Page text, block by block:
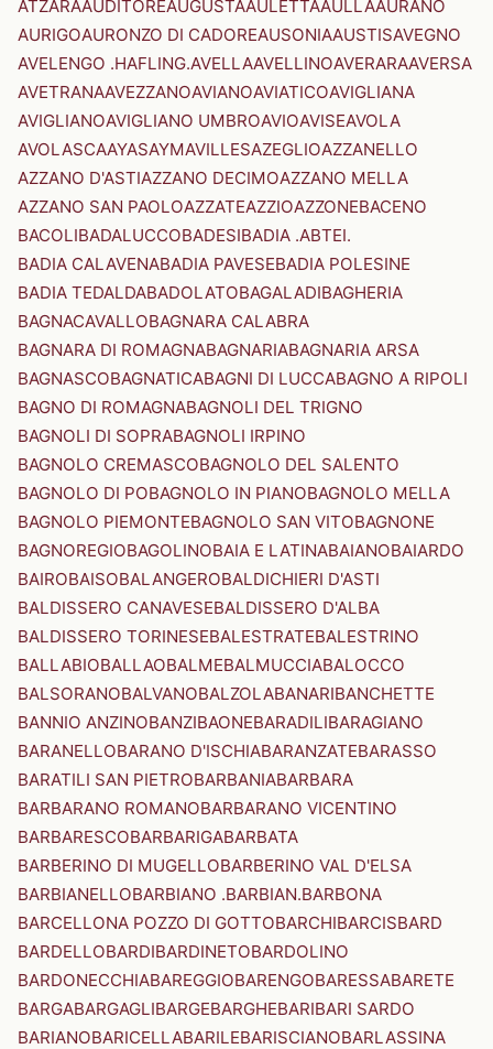
ATZARAAUDITOREAUGUSTAAULETTAAULLAAURANO
AURIGOAURONZO DI CADOREAUSONIAAUSTISAVEGNO
AVELENGO .HAFLING.AVELLAAVELLINOAVERARAAVERSA
AVETRANAAVEZZANOAVIANOAVIATICOAVIGLIANA
AVIGLIANOAVIGLIANO UMBROAVIOAVISEAVOLA
AVOLASCAAYASAYMAVILLESAZEGLIOAZZANELLO
AZZANO D'ASTIAZZANO DECIMOAZZANO MELLA
AZZANO SAN PAOLOAZZATEAZZIOAZZONEBACENO
BACOLIBADALUCCOBADESIBADIA .ABTEI.
BADIA CALAVENABADIA PAVESEBADIA POLESINE
BADIA TEDALDABADOLATOBAGALADIBAGHERIA
BAGNACAVALLOBAGNARA CALABRA
BAGNARA DI ROMAGNABAGNARIABAGNARIA ARSA
BAGNASCOBAGNATICABAGNI DI LUCCABAGNO A RIPOLI
BAGNO DI ROMAGNABAGNOLI DEL TRIGNO
BAGNOLI DI SOPRABAGNOLI IRPINO
BAGNOLO CREMASCOBAGNOLO DEL SALENTO
BAGNOLO DI POBAGNOLO IN PIANOBAGNOLO MELLA
BAGNOLO PIEMONTEBAGNOLO SAN VITOBAGNONE
BAGNOREGIOBAGOLINOBAIA E LATINABAIANOBAIARDO
BAIROBAISOBALANGEROBALDICHIERI D'ASTI
BALDISSERO CANAVESEBALDISSERO D'ALBA
BALDISSERO TORINESEBALESTRATEBALESTRINO
BALLABIOBALLAOBALMEBALMUCCIABALOCCO
BALSORANOBALVANOBALZOLABANARIBANCHETTE
BANNIO ANZINOBANZIBAONEBARADILIBARAGIANO
BARANELLOBARANO D'ISCHIABARANZATEBARASSO
BARATILI SAN PIETROBARBANIABARBARA
BARBARANO ROMANOBARBARANO VICENTINO
BARBARESCOBARBARIGABARBATA
BARBERINO DI MUGELLOBARBERINO VAL D'ELSA
BARBIANELLOBARBIANO .BARBIAN.BARBONA
BARCELLONA POZZO DI GOTTOBARCHIBARCISBARD
BARDELLOBARDIBARDINETOBARDOLINO
BARDONECCHIABAREGGIOBARENGOBARESSABARETE
BARGABARGAGLIBARGEBARGHEBARIBARI SARDO
BARIANOBARICELLABARILEBARISCIANOBARLASSINA